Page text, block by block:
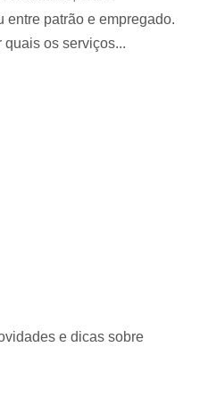
entre patrão e empregado.
quais os serviços...
e dicas sobre